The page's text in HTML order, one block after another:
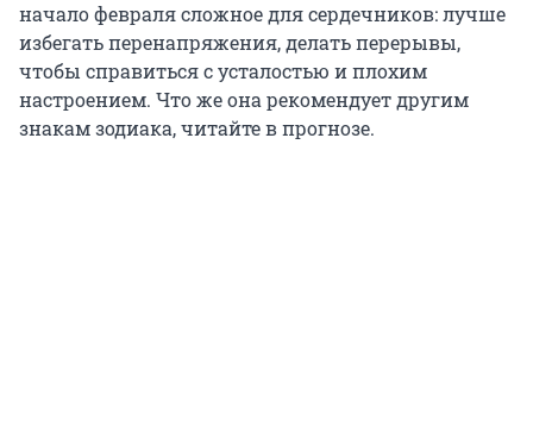
начало февраля сложное для сердечников: лучше
избегать перенапряжения, делать перерывы,
чтобы справиться с усталостью и плохим
настроением. Что же она рекомендует другим
знакам зодиака, читайте в прогнозе.